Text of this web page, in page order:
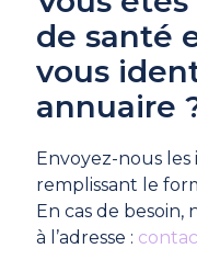
de santé
vous
annuaire
Envoyez-nous
remplissant le
En cas de besoin,
à l’adresse :